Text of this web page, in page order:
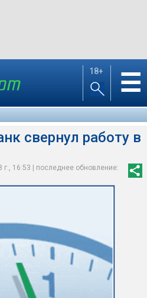
18+ ☰
свернул работу в
г., 16:53 | последнее обновление: